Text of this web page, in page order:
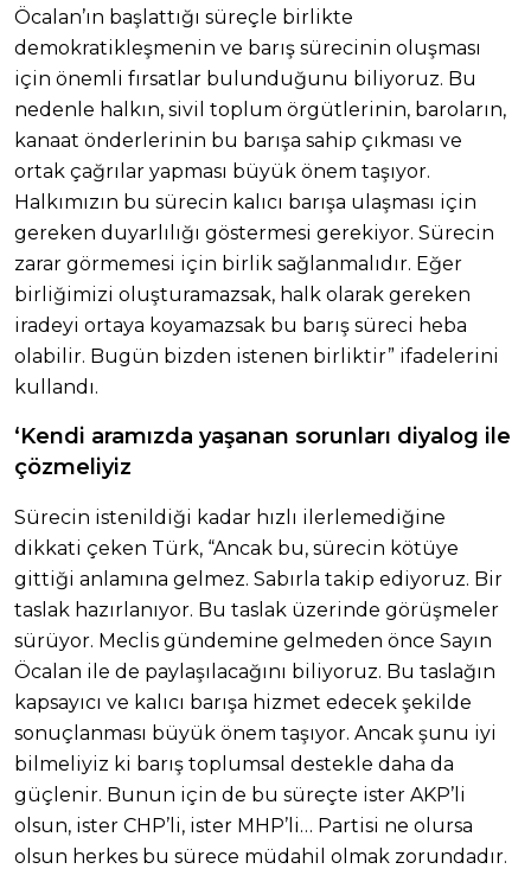
Öcalan’ın başlattığı süreçle birlikte
demokratikleşmenin ve barış sürecinin oluşması
için önemli fırsatlar bulunduğunu biliyoruz. Bu
nedenle halkın, sivil toplum örgütlerinin, baroların,
kanaat önderlerinin bu barışa sahip çıkması ve
ortak çağrılar yapması büyük önem taşıyor.
Halkımızın bu sürecin kalıcı barışa ulaşması için
gereken duyarlılığı göstermesi gerekiyor. Sürecin
zarar görmemesi için birlik sağlanmalıdır. Eğer
birliğimizi oluşturamazsak, halk olarak gereken
iradeyi ortaya koyamazsak bu barış süreci heba
olabilir. Bugün bizden istenen birliktir” ifadelerini
kullandı.
‘Kendi aramızda yaşanan sorunları diyalog ile
çözmeliyiz
Sürecin istenildiği kadar hızlı ilerlemediğine
dikkati çeken Türk, “Ancak bu, sürecin kötüye
gittiği anlamına gelmez. Sabırla takip ediyoruz. Bir
taslak hazırlanıyor. Bu taslak üzerinde görüşmeler
sürüyor. Meclis gündemine gelmeden önce Sayın
Öcalan ile de paylaşılacağını biliyoruz. Bu taslağın
kapsayıcı ve kalıcı barışa hizmet edecek şekilde
sonuçlanması büyük önem taşıyor. Ancak şunu iyi
bilmeliyiz ki barış toplumsal destekle daha da
güçlenir. Bunun için de bu süreçte ister AKP’li
olsun, ister CHP’li, ister MHP’li… Partisi ne olursa
olsun herkes bu sürece müdahil olmak zorundadır.